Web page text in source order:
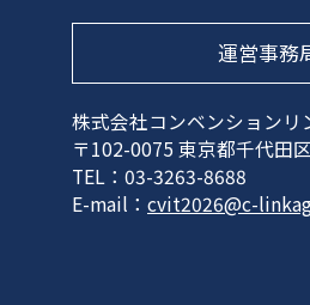
運営事務
株式会社コンベンションリ
〒102-0075 東京都千代田
TEL：03-3263-8688
E-mail： cvit2026@c-